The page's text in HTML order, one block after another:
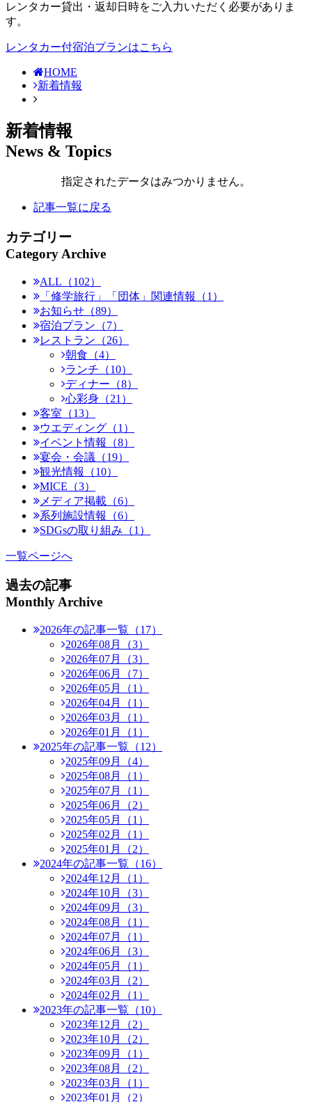
レンタカー貸出・返却日時をご入力いただく必要がありま
す。
レンタカー付宿泊プランはこちら
HOME
新着情報
新着情報
News & Topics
指定されたデータはみつかりません。
記事一覧に戻る
カテゴリー
Category Archive
ALL（102）
「修学旅行」「団体」関連情報（1）
お知らせ（89）
宿泊プラン（7）
レストラン（26）
朝食（4）
ランチ（10）
ディナー（8）
心彩身（21）
客室（13）
ウエディング（1）
イベント情報（8）
宴会・会議（19）
観光情報（10）
MICE（3）
メディア掲載（6）
系列施設情報（6）
SDGsの取り組み（1）
一覧ページへ
過去の記事
Monthly Archive
2026年の記事一覧（17）
2026年08月（3）
2026年07月（3）
2026年06月（7）
2026年05月（1）
2026年04月（1）
2026年03月（1）
2026年01月（1）
2025年の記事一覧（12）
2025年09月（4）
2025年08月（1）
2025年07月（1）
2025年06月（2）
2025年05月（1）
2025年02月（1）
2025年01月（2）
2024年の記事一覧（16）
2024年12月（1）
2024年10月（3）
2024年09月（3）
2024年08月（1）
2024年07月（1）
2024年06月（3）
2024年05月（1）
2024年03月（2）
2024年02月（1）
2023年の記事一覧（10）
2023年12月（2）
2023年10月（2）
2023年09月（1）
2023年08月（2）
2023年03月（1）
2023年01月（2）